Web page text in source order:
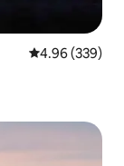
レビュー339
4.96 (339)